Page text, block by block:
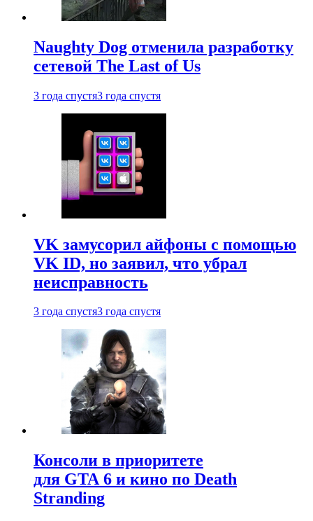
Naughty Dog отменила разработку
сетевой The Last of Us
3 года спустя3 года спустя
VK замусорил айфоны с помощью
VK ID, но заявил, что убрал
неисправность
3 года спустя3 года спустя
Консоли в приоритете
для GTA 6 и кино по Death
Stranding